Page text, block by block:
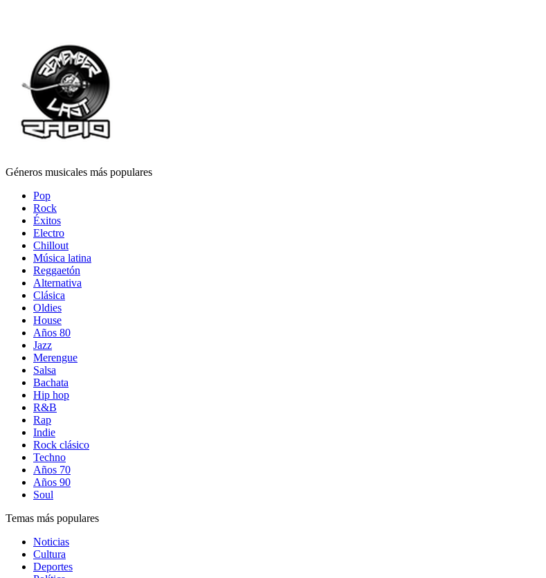
Géneros musicales más populares
Pop
Rock
Éxitos
Electro
Chillout
Música latina
Reggaetón
Alternativa
Clásica
Oldies
House
Años 80
Jazz
Merengue
Salsa
Bachata
Hip hop
R&B
Rap
Indie
Rock clásico
Techno
Años 70
Años 90
Soul
Temas más populares
Noticias
Cultura
Deportes